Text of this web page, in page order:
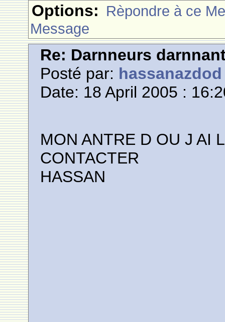
Options: Rèpondre à ce
Message
Re: Darnneurs
Posté par: hassanazdod
Date: 18 April 2005 :
MON ANTRE D OU J AI
CONTACTER
HASSAN